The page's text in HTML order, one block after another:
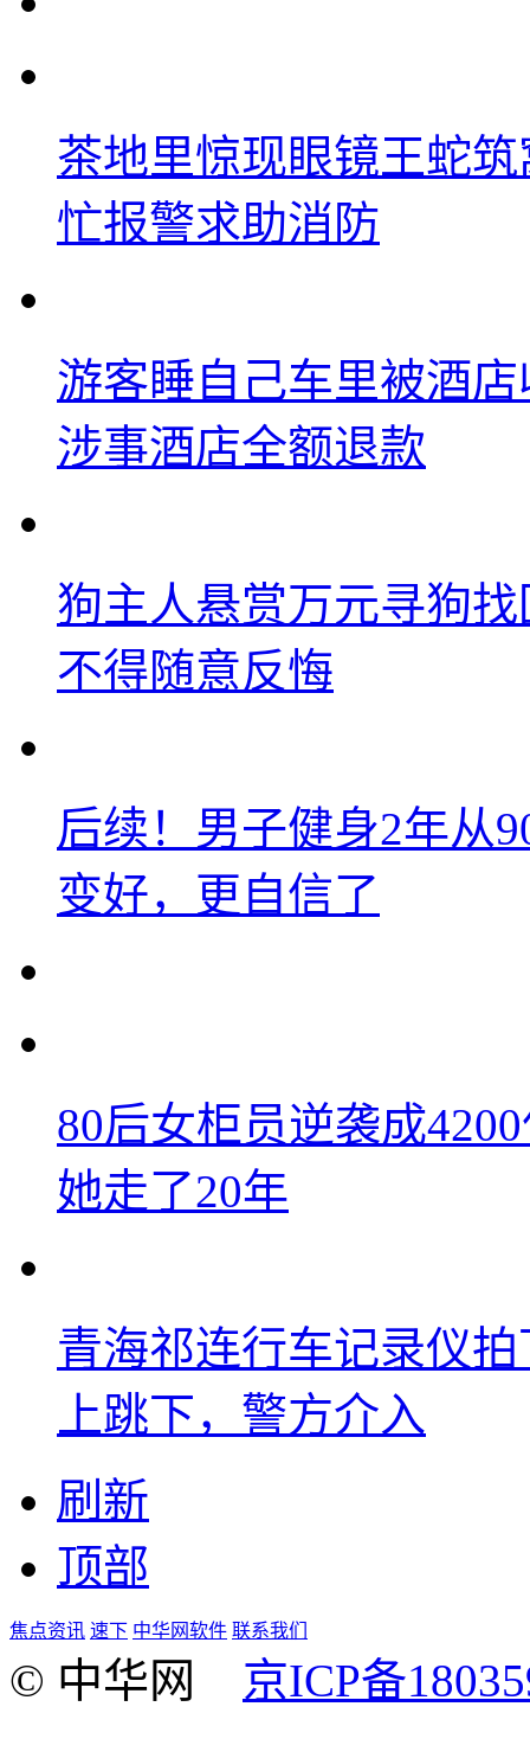
茶地里惊现眼镜王蛇
忙报警求助消防
游客睡自己车里被酒
涉事酒店全额退款
狗主人悬赏万元寻狗
不得随意反悔
后续！男子健身2年从
变好，更自信了
80后女柜员逆袭成
她走了20年
青海祁连行车记录仪
上跳下，警方介入
刷新
顶部
焦点资讯 速下 中华网软件 联系我们
© 中华网 京ICP备